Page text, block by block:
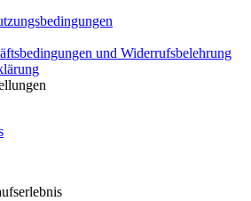
und Widerrufsbelehrung